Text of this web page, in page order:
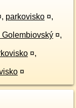
, parkovisko ¤,
¤,
¤,
¤